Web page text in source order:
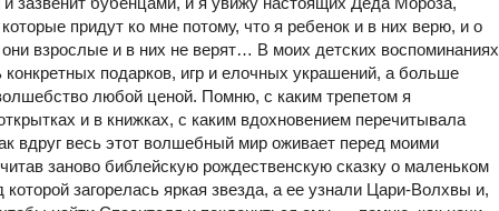
придут ко мне потому, что я ребенок и в них верю, и о
взрослые и в них не верят… В моих детских воспоминаниях
подарков, игр и елочных украшений, а больше
любой ценой. Помню, с каким трепетом я
и в книжках, с каким вдохновением перечитывала
вдруг весь этот волшебный мир оживает перед моими
заново библейскую рождественскую сказку о маленьком
загорелась яркая звезда, а ее узнали Цари-Волхвы и,